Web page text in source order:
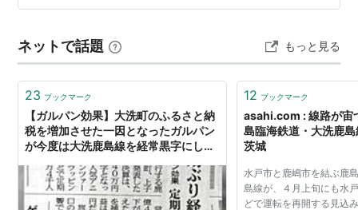
“えき”は略
地
水戸駅 みと JR 常磐線 ・水
戸線・水郡線
東水戸駅
茨城
県水
戸市
県水
戸市
8番線から出発します。 もしJRをで水戸に来た場合は…
ネットで話題 もっと見る
23 ブックマーク
【ガルパン効果】大洗町のふるさと納
税を増加させた一因となったガルパン
が今度は大洗鹿島線を経常黒字にして
12 ブックマーク
asahi.com : 線路が
島臨海鉄道・大洗鹿
茨城
水戸市と鹿嶋市を結ぶ鹿
島線が、４月上旬にも水
どで運転を再開する見込